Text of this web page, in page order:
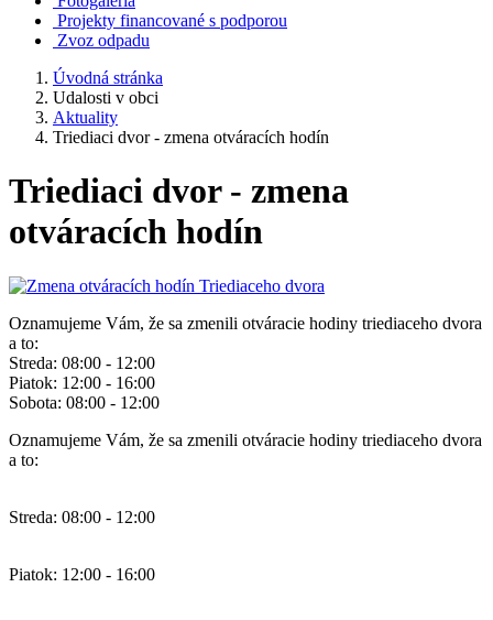
Projekty financované s podporou
Zvoz odpadu
Úvodná stránka
Udalosti v obci
Aktuality
Triediaci dvor - zmena otváracích hodín
Triediaci dvor - zmena
otváracích hodín
Oznamujeme Vám, že sa zmenili otváracie hodiny triediaceho dvora
a to:
Streda: 08:00 - 12:00
Piatok: 12:00 - 16:00
Sobota: 08:00 - 12:00
Oznamujeme Vám, že sa zmenili otváracie hodiny triediaceho dvora
a to:
Streda: 08:00 - 12:00
Piatok: 12:00 - 16:00